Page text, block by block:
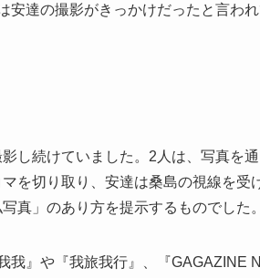
達の撮影がきっかけだったと言われ
し続けていました。2人は、写真を
を切り取り、安達は桑島の視線を受
真」のあり方を提示するものでした。
我』や『我旅我行』、『GAGAZINE